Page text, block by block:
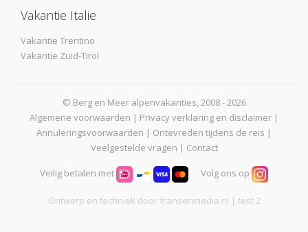
Vakantie Italie
Vakantie Trentino
Vakantie Zuid-Tirol
© Berg en Meer alpenvakanties, 2008 - 2026
Algemene voorwaarden | Privacy verklaring en disclaimer |
Annuleringsvoorwaarden | Ontevreden tijdens de reis |
Veelgestelde vragen | Contact
Veilig betalen met Volg ons op
Ontwerp en techniek door fransenmedia.nl | test 2